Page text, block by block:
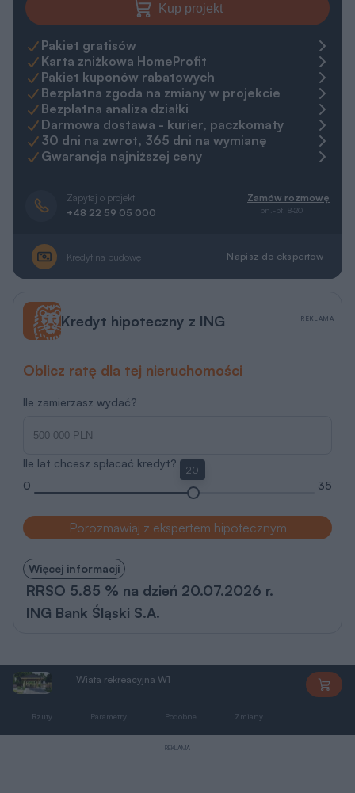
Kup projekt
Pakiet gratisów
Karta zniżkowa HomeProfit
Pakiet kuponów rabatowych
Bezpłatna zgoda na zmiany w projekcie
Bezpłatna analiza działki
Darmowa dostawa - kurier, paczkomaty
30 dni na zwrot, 365 dni na wymianę
Gwarancja najniższej ceny
Zapytaj o projekt
+48 22 59 05 000
Zamów rozmowę
pn.-pt. 8-20
Kredyt na budowę Napisz do ekspertów
Kredyt hipoteczny z ING
Oblicz ratę dla tej nieruchomości
Ile zamierzasz wydać?
Ile lat chcesz spłacać kredyt?
0
20
35
Porozmawiaj z ekspertem hipotecznym
Więcej informacji
RRSO 5.85 % na dzień 20.07.2026 r.
ING Bank Śląski S.A.
REKLAMA
Wiata rekreacyjna W1
Rzuty Parametry Podobne Zmiany
REKLAMA